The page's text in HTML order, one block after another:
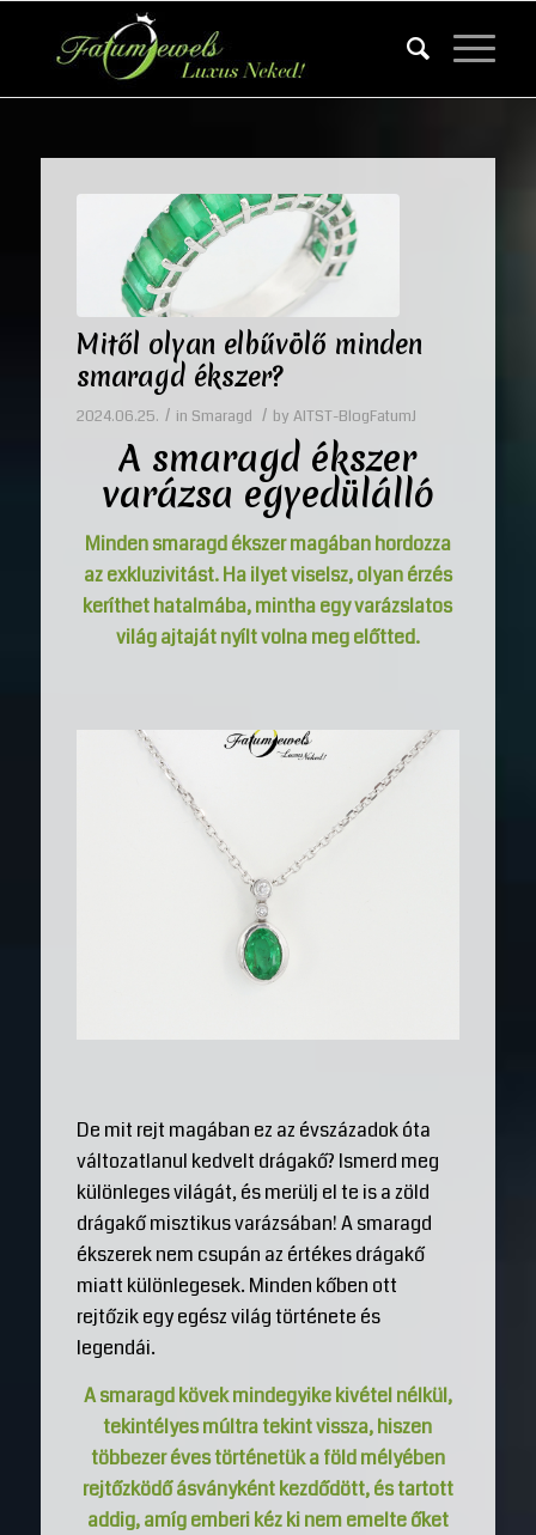
Mitől olyan elbűvölő minden
smaragd ékszer?
2024.06.25. / in Smaragd / by AITST-BlogFatumJ
A smaragd ékszer
varázsa egyedülálló
Minden smaragd ékszer magában hordozza
az exkluzivitást. Ha ilyet viselsz, olyan érzés
keríthet hatalmába, mintha egy varázslatos
világ ajtaját nyílt volna meg előtted.
De mit rejt magában ez az évszázadok óta
változatlanul kedvelt drágakő? Ismerd meg
különleges világát, és merülj el te is a zöld
drágakő misztikus varázsában! A smaragd
ékszerek nem csupán az értékes drágakő
miatt különlegesek. Minden kőben ott
rejtőzik egy egész világ története és
legendái.
A smaragd kövek mindegyike kivétel nélkül,
tekintélyes múltra tekint vissza, hiszen
többezer éves történetük a föld mélyében
rejtőzködő ásványként kezdődött, és tartott
addig, amíg emberi kéz ki nem emelte őket